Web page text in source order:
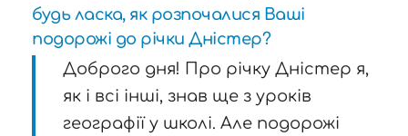
будь ласка, як розпочалися Ваші
подорожі до річки Дністер?
Доброго дня! Про річку Дністер я,
як і всі інші, знав ще з уроків
географії у школі. Але подорожі